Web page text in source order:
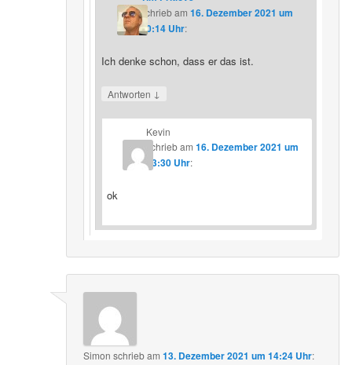
schriebam 16. Dezember 2021 um
20:14 Uhr:
Ich denke schon, dass er das ist.
Antworten ↓
Kevin
schriebam16. Dezember 2021 um
23:30 Uhr:
ok
Simon schriebam13. Dezember 2021 um 14:24 Uhr: